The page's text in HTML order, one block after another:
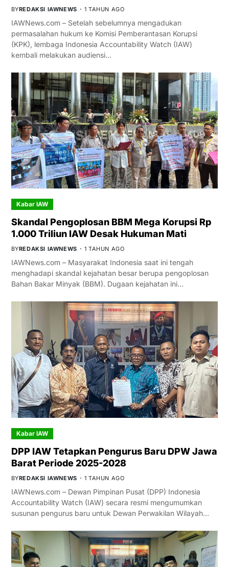
BYREDAKSI IAWNEWS 1 TAHUN AGO
IAWNews.com – Setelah sebelumnya mengadukan
permasalahan hukum ke Komisi Pemberantasan Korupsi
(KPK), lembaga Indonesia Accountability Watch (IAW)
kembali melakukan audiensi…
Kabar IAW
Skandal Pengoplosan BBM Mega Korupsi Rp
1.000 Triliun IAW Desak Hukuman Mati
BYREDAKSI IAWNEWS 1 TAHUN AGO
IAWNews.com – Masyarakat Indonesia saat ini tengah
menghadapi skandal kejahatan besar berupa pengoplosan
Bahan Bakar Minyak (BBM). Dugaan kejahatan ini…
Kabar IAW
DPP IAW Tetapkan Pengurus Baru DPW Jawa
Barat Periode 2025-2028
BYREDAKSI IAWNEWS 1 TAHUN AGO
IAWNews.com – Dewan Pimpinan Pusat (DPP) Indonesia
Accountability Watch (IAW) secara resmi mengumumkan
susunan pengurus baru untuk Dewan Perwakilan Wilayah…